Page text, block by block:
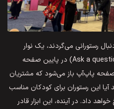
رستورانی می‌گردند، یک نوار
بنفش با عبارت یک سوال بپرسید (Ask a question) در پایین صفحه
پاپ‌آپ باز می‌شود که مشتریان
آیا این رستوران برای کودکان مناسب
داد. در آینده، این ابزار قادر